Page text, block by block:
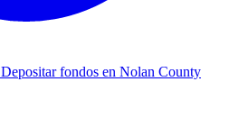
Depositar fondos en Nolan County